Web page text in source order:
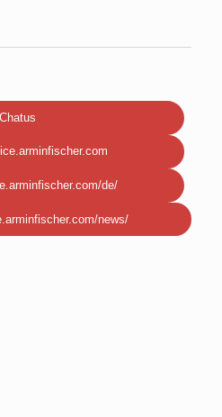
Chatus
de/
news/